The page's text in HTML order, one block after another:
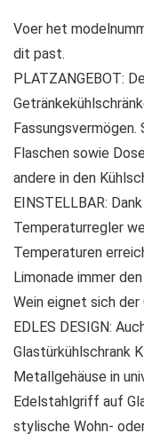
Voer het
dit past.
PLATZANGEBOT:
Flaschen sowie
andere in den
EINSTELLBAR:
Temperaturregler
Temperaturen
Limonade immer
Wein eignet sich
EDLES DESIGN:
Glastürkühlschrank
Metallgehäuse in
Edelstahlgriff auf
stylische Wohn-